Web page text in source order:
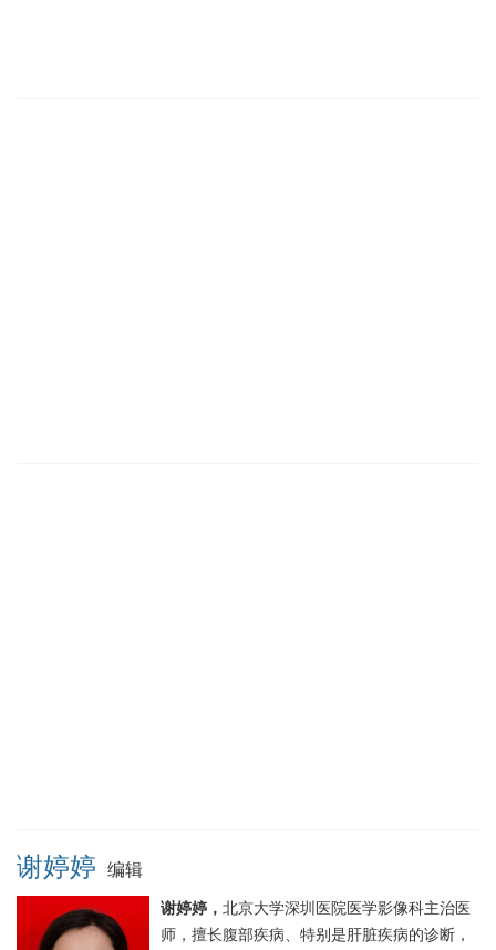
谢婷婷 编辑
谢婷婷， 北京大学深圳医院医学影像科主治医
师，擅长腹部疾病、特别是肝脏疾病的诊断，